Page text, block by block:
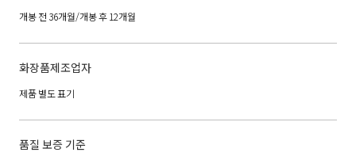
개봉 전 36개월/개봉 후 12개월
화장품제조업자
제품 별도 표기
품질 보증 기준